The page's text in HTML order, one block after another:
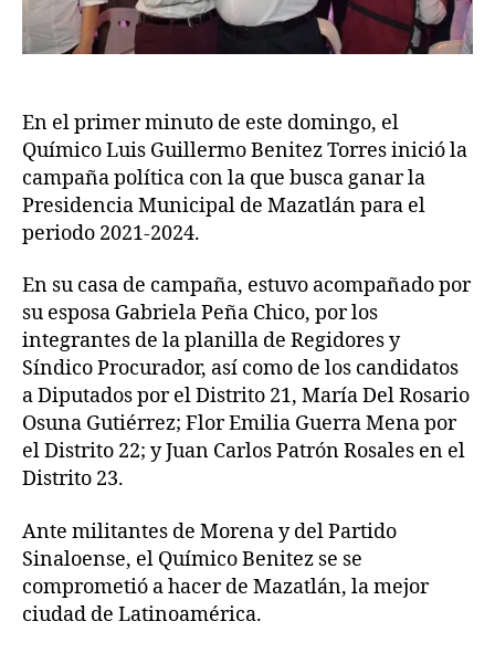
En el primer minuto de este domingo, el
Químico Luis Guillermo Benitez Torres inició la
campaña política con la que busca ganar la
Presidencia Municipal de Mazatlán para el
periodo 2021-2024.
En su casa de campaña, estuvo acompañado por
su esposa Gabriela Peña Chico, por los
integrantes de la planilla de Regidores y
Síndico Procurador, así como de los candidatos
a Diputados por el Distrito 21, María Del Rosario
Osuna Gutiérrez; Flor Emilia Guerra Mena por
el Distrito 22; y Juan Carlos Patrón Rosales en el
Distrito 23.
Ante militantes de Morena y del Partido
Sinaloense, el Químico Benitez se se
comprometió a hacer de Mazatlán, la mejor
ciudad de Latinoamérica.